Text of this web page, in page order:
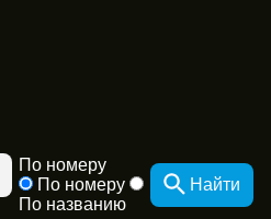
По номеру
По номеру
По названию
Найти